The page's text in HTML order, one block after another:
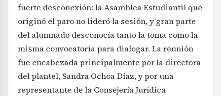
fuerte desconexión: la Asamblea Estudiantil que
originó el paro no lideró la sesión, y gran parte
del alumnado desconocía tanto la toma como la
misma convocatoria para dialogar. La reunión
fue encabezada principalmente por la directora
del plantel, Sandra Ochoa Díaz, y por una
representante de la Consejería Jurídica